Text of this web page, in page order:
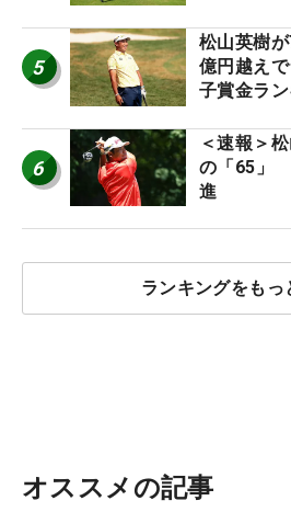
5
松山英樹
億円越え
子賞金ラン
6
＜速報＞
の「65」
進
ランキングをもっ
オススメの記事